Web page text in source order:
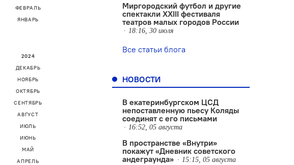
ФЕВРАЛЬ
ЯНВАРЬ
2024
ДЕКАБРЬ
НОЯБРЬ
ОКТЯБРЬ
СЕНТЯБРЬ
АВГУСТ
ИЮЛЬ
ИЮНЬ
МАЙ
АПРЕЛЬ
Миргородский футбол и другие
спектакли XXIII фестиваля
театров малых городов России
18:16, 30 июля
Все статьи блога
НОВОСТИ
В екатеринбургском ЦСД
непоставленную пьесу Коляды
соединят с его письмами
16:52, 05 августа
В пространстве «Внутри»
покажут «Дневник советского
андеграунда»
15:15, 05 августа